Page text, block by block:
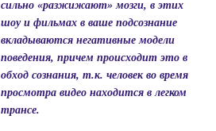
сильно «разжижают» мозги, в этих
шоу и фильмах в ваше подсознание
вкладываются негативные модели
поведения, причем происходит это в
обход сознания, т.к. человек во время
просмотра видео находится в легком
трансе.